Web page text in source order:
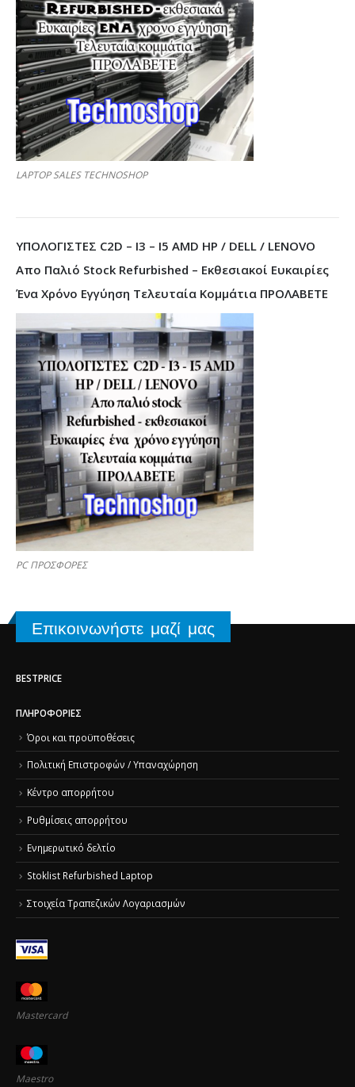
LAPTOP SALES TECHNOSHOP
ΥΠΟΛΟΓΙΣΤΕΣ C2D – I3 – I5 AMD HP / DELL / LENOVO
Απο Παλιό Stock Refurbished – Εκθεσιακοί Ευκαιρίες
Ένα Χρόνο Εγγύηση Τελευταία Κομμάτια ΠΡΟΛΑΒΕΤΕ
PC ΠΡΟΣΦΟΡΕΣ
Επικοινωνήστε μαζί μας
BESTPRICE
ΠΛΗΡΟΦΟΡΊΕΣ
Όροι και προϋποθέσεις
Πολιτική Επιστροφών / Υπαναχώρηση
Κέντρο απορρήτου
Ρυθμίσεις απορρήτου
Ενημερωτικό δελτίο
Stoklist Refurbished Laptop
Στοιχεία Τραπεζικών Λογαριασμών
Mastercard
Maestro